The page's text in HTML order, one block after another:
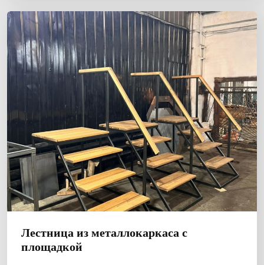
Лестница из металлокаркаса с
площадкой